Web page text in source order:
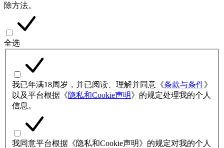
除方法。
全选
我已年满18周岁，并已阅读、理解并同意《条款与条件》
以及平台根据《隐私和Cookie声明》的规定处理我的个人
信息。
我同意平台根据《隐私和Cookie声明》的规定对我的个人